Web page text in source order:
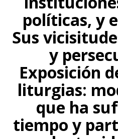
políticas, y
Sus
y
Exposición
liturgias:
que ha
tiempo y